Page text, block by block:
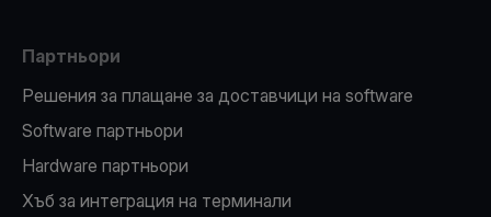
Партньори
Решения за плащане за доставчици на software
Software партньори
Hardware партньори
Хъб за интеграция на терминали